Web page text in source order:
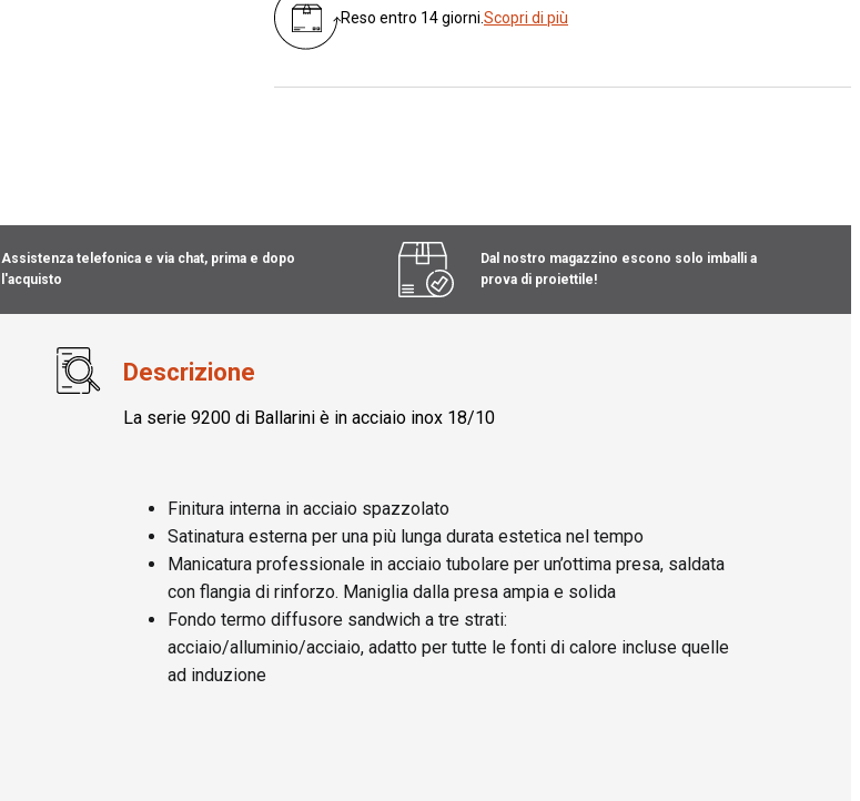
Reso entro 14 giorni.Scopri di più
Assistenza telefonica e via chat, prima e dopo
l'acquisto
Dal nostro magazzino escono solo imballi a
prova di proiettile!
Descrizione
La serie 9200 di Ballarini è in acciaio inox 18/10
Finitura interna in acciaio spazzolato
Satinatura esterna per una più lunga durata estetica nel tempo
Manicatura professionale in acciaio tubolare per un’ottima presa, saldata
con flangia di rinforzo. Maniglia dalla presa ampia e solida
Fondo termo diffusore sandwich a tre strati:
acciaio/alluminio/acciaio, adatto per tutte le fonti di calore incluse quelle
ad induzione